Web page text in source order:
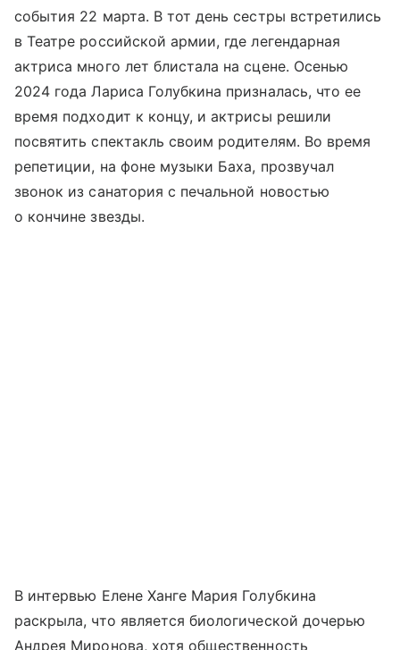
события 22 марта. В тот день сестры встретились
в Театре российской армии, где легендарная
актриса много лет блистала на сцене. Осенью
2024 года Лариса Голубкина призналась, что ее
время подходит к концу, и актрисы решили
посвятить спектакль своим родителям. Во время
репетиции, на фоне музыки Баха, прозвучал
звонок из санатория с печальной новостью
о кончине звезды.
В интервью Елене Ханге Мария Голубкина
раскрыла, что является биологической дочерью
Андрея Миронова, хотя общественность